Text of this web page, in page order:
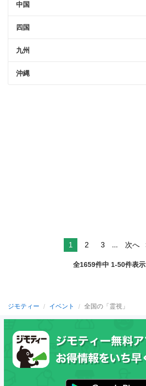
中国
四国
九州
沖縄
1 2 3 ... 次へ
全1659件中 1-50件表示
ジモティー イベント 全国の「霊視」